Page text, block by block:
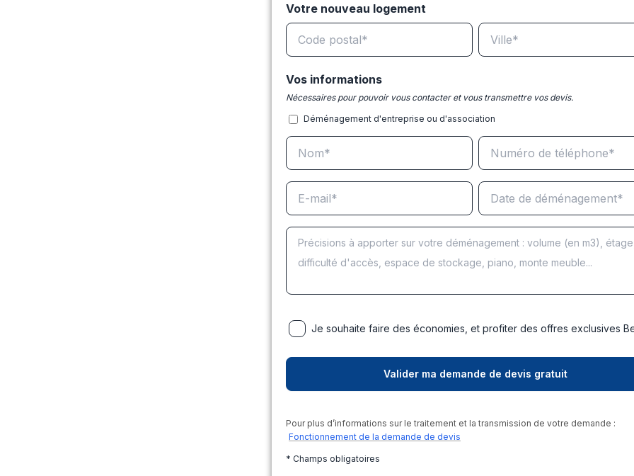
Votre nouveau logement
Vos informations
Nécessaires pour pouvoir vous contacter et vous transmettre vos devis.
Déménagement d'entreprise ou d'association
Je souhaite faire des économies, et profiter des offres exclusives
Pour plus d’informations sur le traitement et la transmission de votre demande :
Fonctionnement de la demande de devis
* Champs obligatoires